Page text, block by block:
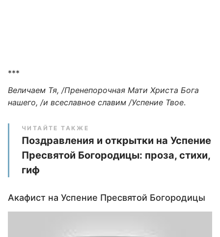
***
Величаем Тя, /Пренепорочная Мати Христа Бога
нашего, /и всеславное славим /Успение Твое.
ЧИТАЙТЕ ТАКЖЕ
Поздравления и открытки на Успение
Пресвятой Богородицы: проза, стихи,
гиф
Акафист на Успение Пресвятой Богородицы